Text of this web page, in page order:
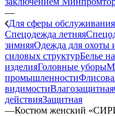
—
Для сферы обслуживания
Спецодежда летняя
зимняяОдежда для охоты
силовых структурБелье
изделияГоловные уборы
промышленности
видимостиВлагозащитная
действияЗащитная
—Костюм женский